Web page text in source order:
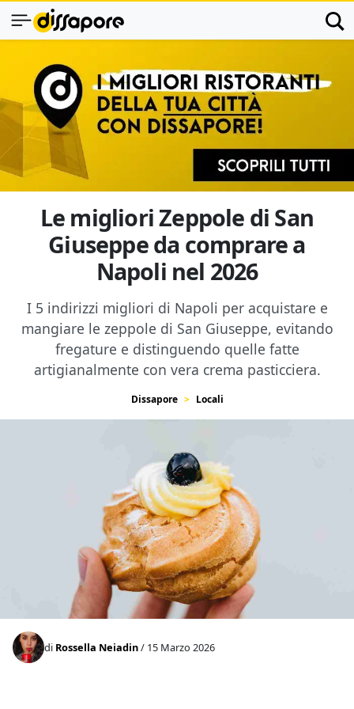
Le migliori Zeppole di San
Giuseppe da comprare a
Napoli nel 2026
I 5 indirizzi migliori di Napoli per acquistare e
mangiare le zeppole di San Giuseppe, evitando
fregature e distinguendo quelle fatte
artigianalmente con vera crema pasticciera.
Dissapore Locali
di Rossella Neiadin/ 15 Marzo 2026